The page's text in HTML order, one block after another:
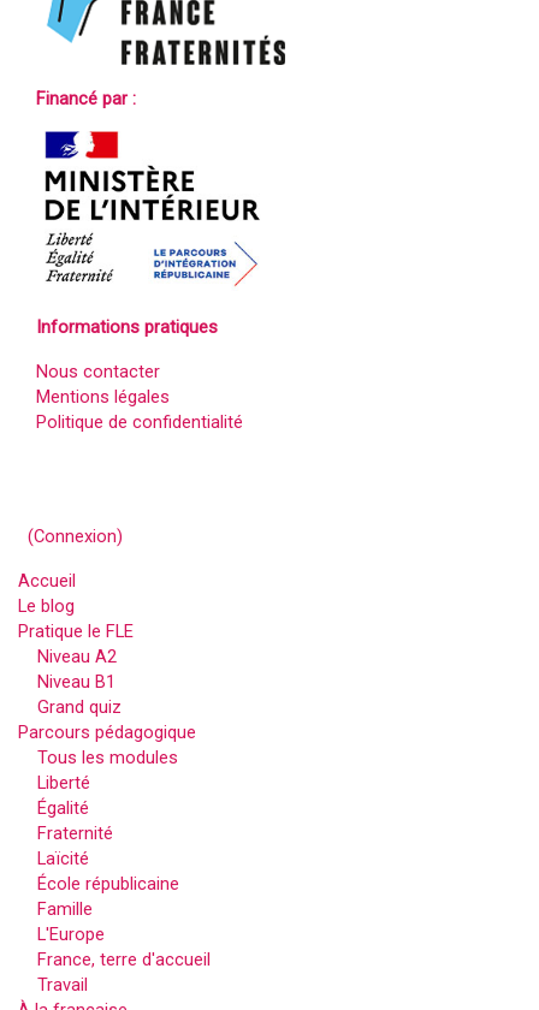
Financé par :
Informations pratiques
Nous contacter
Mentions légales
Politique de confidentialité
(Connexion)
Accueil
Le blog
Pratique le FLE
Niveau A2
Niveau B1
Grand quiz
Parcours pédagogique
Tous les modules
Liberté
Égalité
Fraternité
Laïcité
École républicaine
Famille
L'Europe
France, terre d'accueil
Travail